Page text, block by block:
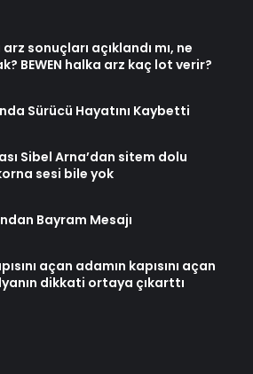
sonuçları açıklandı mı, ne
BEWEN halka arz kaç lot verir?
Sürücü Hayatını Kaybetti
Sibel Arna’dan sitem dolu
sesi bile yok
Bayram Mesajı
açan adamın kapısını açan
dikkati ortaya çıkarttı